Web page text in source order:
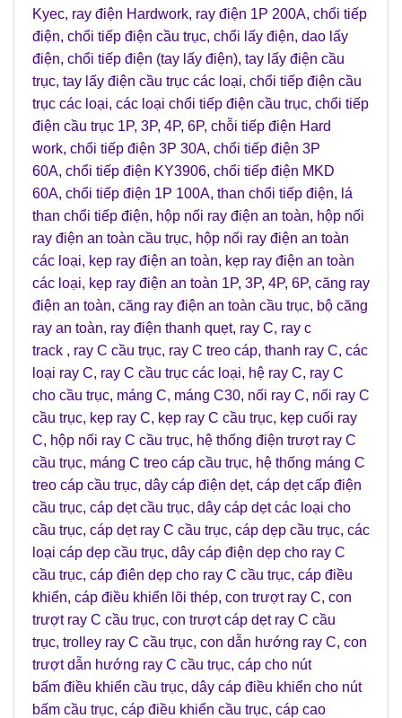
Kyec, ray điện Hardwork, ray điện 1P 200A, chổi tiếp
điện, chổi tiếp điện cầu trục, chổi lấy điện, dao lấy
điện, chổi tiếp điện (tay lấy điện), tay lấy điện cầu
trục, tay lấy điện cầu trục các loại, chổi tiếp điện cầu
trục các loại, các loại chổi tiếp điện cầu trục, chổi tiếp
điện cầu trục 1P, 3P, 4P, 6P, chỗi tiếp điện Hard
work, chổi tiếp điện 3P 30A, chổi tiếp điện 3P
60A, chổi tiếp điện KY3906, chổi tiếp điện MKD
60A, chổi tiếp điện 1P 100A, than chổi tiếp điện, lá
than chổi tiếp điện, hộp nối ray điện an toàn, hộp nối
ray điện an toàn cầu trục, hộp nối ray điện an toàn
các loại, kẹp ray điện an toàn, kẹp ray điện an toàn
các loại, kẹp ray điện an toàn 1P, 3P, 4P, 6P, căng ray
điện an toàn, căng ray điện an toàn cầu trục, bộ căng
ray an toàn, ray điện thanh quẹt, ray C, ray c
track , ray C cầu trục, ray C treo cáp, thanh ray C, các
loại ray C, ray C cầu trục các loại, hệ ray C, ray C
cho cầu trục, máng C, máng C30, nối ray C, nối ray C
cầu trục, kẹp ray C, kẹp ray C cầu trục, kẹp cuối ray
C, hộp nối ray C cầu trục, hệ thống điện trượt ray C
cầu trục, máng C treo cáp cầu trục, hệ thống máng C
treo cáp cầu trục, dây cáp điện dẹt, cáp dẹt cấp điện
cầu trục, cáp dẹt cầu trục, dây cáp dẹt các loại cho
cầu trục, cáp dẹt ray C cầu trục, cáp dẹp cầu trục, các
loại cáp dẹp cầu trục, dây cáp điện dẹp cho ray C
cầu trục, cáp điên dẹp cho ray C cầu trục, cáp điều
khiển, cáp điều khiển lõi thép, con trượt ray C, con
trượt ray C cầu trục, con trượt cáp dẹt ray C cầu
trục, trolley ray C cầu trục, con dẫn hướng ray C, con
trượt dẫn hướng ray C cầu trục, cáp cho nút
bấm điều khiển cầu trục, dây cáp điều khiển cho nút
bấm cầu trục, cáp điều khiển cầu trục, cáp cao